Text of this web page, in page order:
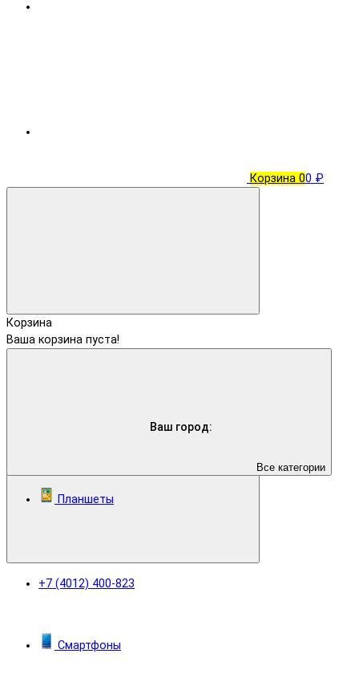
Ваш город:
+7 (4012) 400-823
Корзина 00 ₽
Корзина
Ваша корзина пуста!
Все категории
Планшеты
Смартфоны